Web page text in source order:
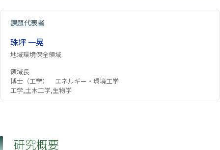
課題代表者
珠坪 一晃
地域環境保全領域
領域長
博士（工学） エネルギー・環境工学
工学,土木工学,生物学
研究概要